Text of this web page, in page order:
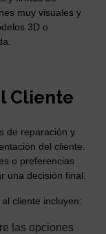
muy visuales y
3D o
Cliente
de reparación y
del cliente.
o preferencias
una decisión final.
cliente incluyen:
las opciones